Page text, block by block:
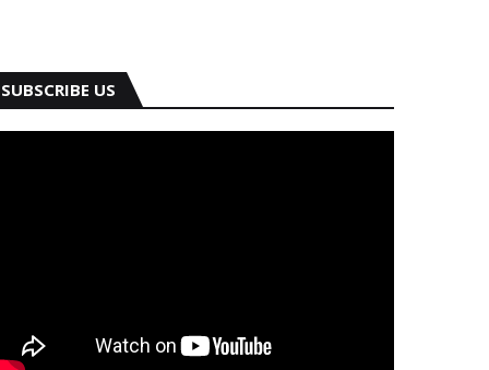
SUBSCRIBE US